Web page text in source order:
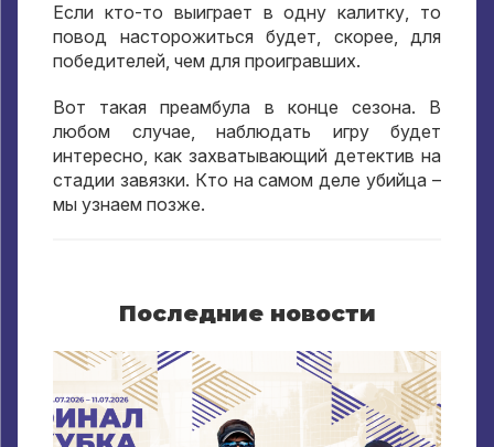
Если кто-то выиграет в одну калитку, то
повод насторожиться будет, скорее, для
победителей, чем для проигравших.
Вот такая преамбула в конце сезона. В
любом случае, наблюдать игру будет
интересно, как захватывающий детектив на
стадии завязки. Кто на самом деле убийца –
мы узнаем позже.
Последние новости